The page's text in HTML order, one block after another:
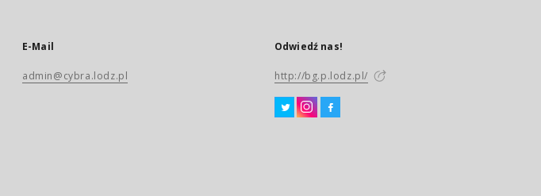
E-Mail
admin@cybra.lodz.pl
Odwiedź nas!
http://bg.p.lodz.pl/